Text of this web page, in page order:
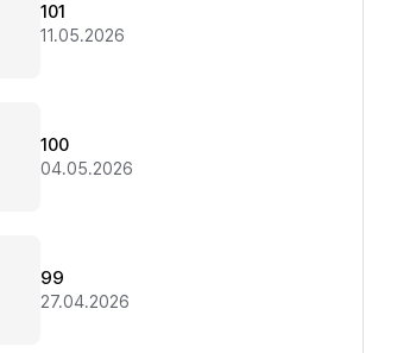
101
11.05.2026
100
04.05.2026
99
27.04.2026